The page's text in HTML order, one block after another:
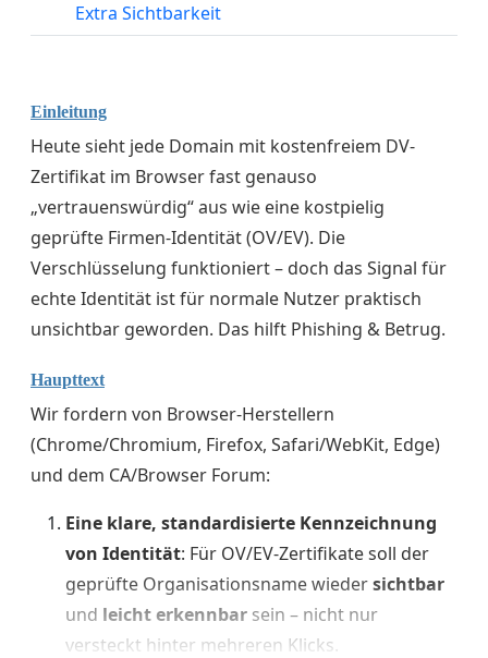
Extra Sichtbarkeit
Einleitung
Heute sieht jede Domain mit kostenfreiem DV-
Zertifikat im Browser fast genauso
„vertrauenswürdig“ aus wie eine kostpielig
geprüfte Firmen-Identität (OV/EV). Die
Verschlüsselung funktioniert – doch das Signal für
echte Identität ist für normale Nutzer praktisch
unsichtbar geworden. Das hilft Phishing & Betrug.
Haupttext
Wir fordern von Browser-Herstellern
(Chrome/Chromium, Firefox, Safari/WebKit, Edge)
und dem CA/Browser Forum:
Eine klare, standardisierte Kennzeichnung
von Identität: Für OV/EV-Zertifikate soll der
geprüfte Organisationsname wiedersichtbar
und leicht erkennbar sein – nicht nur
versteckt hinter mehreren Klicks.